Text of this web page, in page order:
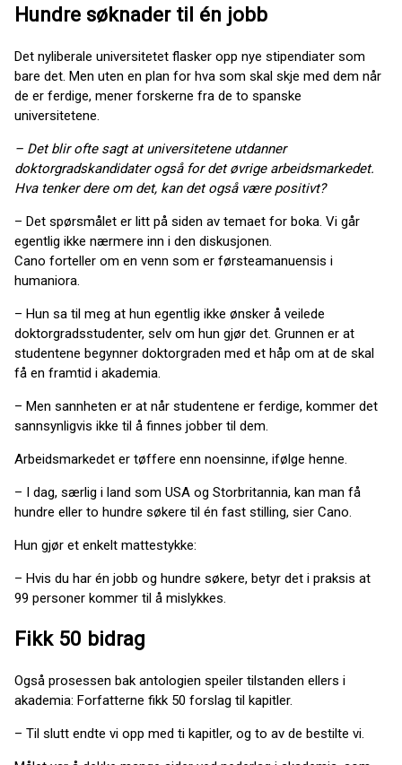
Hundre søknader til én jobb
Det nyliberale universitetet flasker opp nye stipendiater som
bare det. Men uten en plan for hva som skal skje med dem når
de er ferdige, mener forskerne fra de to spanske
universitetene.
– Det blir ofte sagt at universitetene utdanner
doktorgradskandidater også for det øvrige arbeidsmarkedet.
Hva tenker dere om det, kan det også være positivt?
– Det spørsmålet er litt på siden av temaet for boka. Vi går
egentlig ikke nærmere inn i den diskusjonen.
Cano forteller om en venn som er førsteamanuensis i
humaniora.
– Hun sa til meg at hun egentlig ikke ønsker å veilede
doktorgradsstudenter, selv om hun gjør det. Grunnen er at
studentene begynner doktorgraden med et håp om at de skal
få en framtid i akademia.
– Men sannheten er at når studentene er ferdige, kommer det
sannsynligvis ikke til å finnes jobber til dem.
Arbeidsmarkedet er tøffere enn noensinne, ifølge henne.
– I dag, særlig i land som USA og Storbritannia, kan man få
hundre eller to hundre søkere til én fast stilling, sier Cano.
Hun gjør et enkelt mattestykke:
– Hvis du har én jobb og hundre søkere, betyr det i praksis at
99 personer kommer til å mislykkes.
Fikk 50 bidrag
Også prosessen bak antologien speiler tilstanden ellers i
akademia: Forfatterne fikk 50 forslag til kapitler.
– Til slutt endte vi opp med ti kapitler, og to av de bestilte vi.